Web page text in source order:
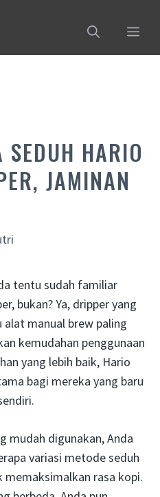
HARIO
JAMINAN
tentu sudah familiar
bukan? Ya, dripper yang
manual brew paling
kemudahan penggunaan
yang lebih baik, Hario
bagi mereka yang baru
mudah digunakan, Anda
variasi metode seduh
memaksimalkan rasa kopi.